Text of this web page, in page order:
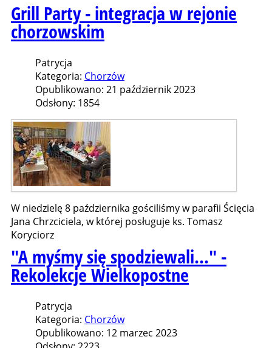
Grill Party - integracja w rejonie
chorzowskim
Patrycja
Kategoria: Chorzów
Opublikowano: 21 październik 2023
Odsłony: 1854
W niedzielę 8 października gościliśmy w parafii Ścięcia
Jana Chrzciciela, w której posługuje ks. Tomasz
Koryciorz
"A myśmy się spodziewali..." -
Rekolekcje Wielkopostne
Patrycja
Kategoria: Chorzów
Opublikowano: 12 marzec 2023